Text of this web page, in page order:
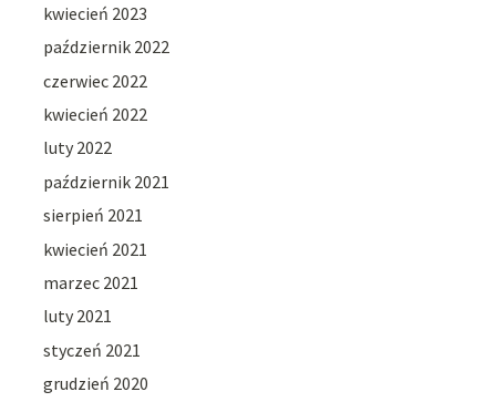
kwiecień 2023
październik 2022
czerwiec 2022
kwiecień 2022
luty 2022
październik 2021
sierpień 2021
kwiecień 2021
marzec 2021
luty 2021
styczeń 2021
grudzień 2020